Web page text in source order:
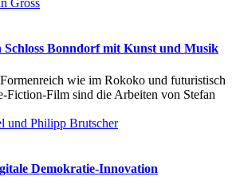
Bonndorf mit Kunst und Musik
wie im Rokoko und futuristisch
Fiction-Film sind die Arbeiten von Stefan
Demokratie-Innovation